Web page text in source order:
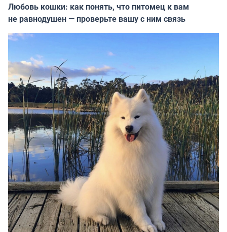
Любовь кошки: как понять, что питомец к вам
не равнодушен — проверьте вашу с ним связь